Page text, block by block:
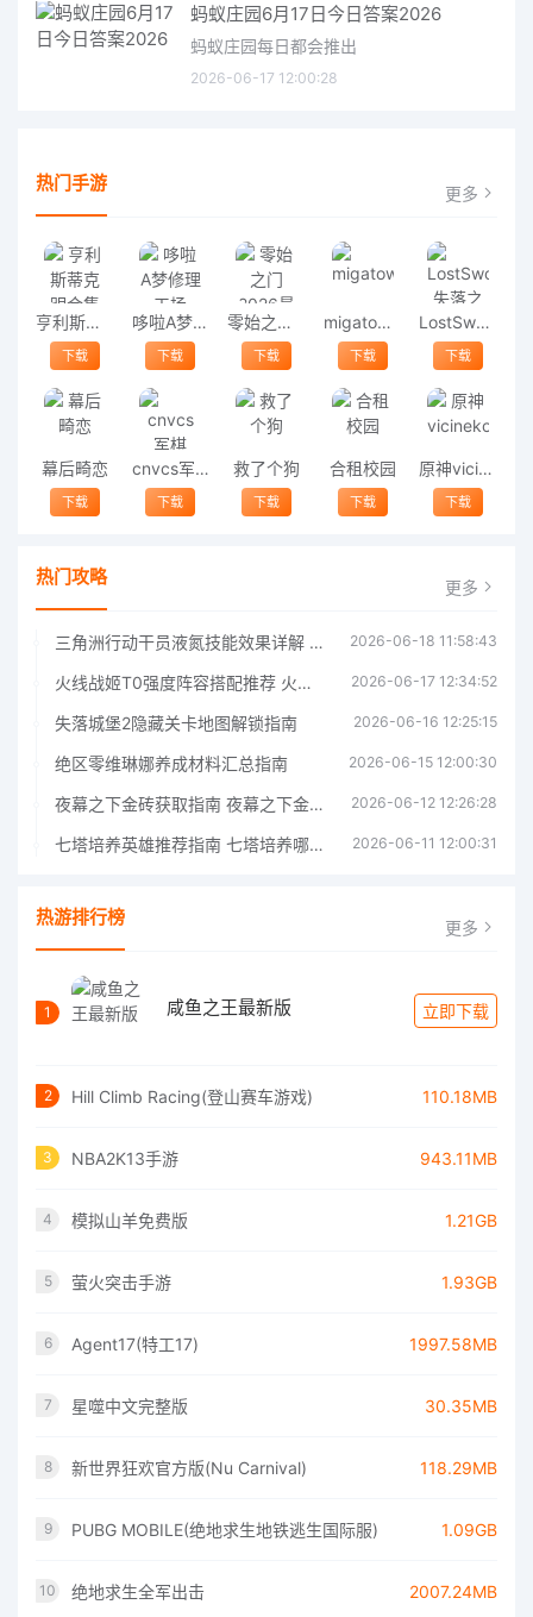
蚂蚁庄园6月17日今日答案2026
蚂蚁庄园每日都会推出
2026-06-17 12:00:28
热门手游 更多
亨利斯蒂克明合集
下载
哆啦A梦修理工场
下载
零始之门2026最新版
下载
migatowemyworld1.68
下载
LostSword失落之剑
下载
幕后畸恋
下载
cnvcs军棋
下载
救了个狗
下载
合租校园
下载
原神vicineko
下载
热门攻略 更多
三角洲行动干员液氮技能效果详解 三角洲行动干员液氮技能介绍 2026-06-18 11:58:43
火线战姬T0强度阵容搭配推荐 火线战姬T0强度阵容哪个好 2026-06-17 12:34:52
失落城堡2隐藏关卡地图解锁指南 2026-06-16 12:25:15
绝区零维琳娜养成材料汇总指南 2026-06-15 12:00:30
夜幕之下金砖获取指南 夜幕之下金砖获取方法 2026-06-12 12:26:28
七塔培养英雄推荐指南 七塔培养哪个英雄好 2026-06-11 12:00:31
热游排行榜 更多
1 咸鱼之王最新版 立即下载
2 Hill Climb Racing(登山赛车游戏) 110.18MB
3 NBA2K13手游 943.11MB
4 模拟山羊免费版 1.21GB
5 萤火突击手游 1.93GB
6 Agent17(特工17) 1997.58MB
7 星噬中文完整版 30.35MB
8 新世界狂欢官方版(Nu Carnival) 118.29MB
9 PUBG MOBILE(绝地求生地铁逃生国际服) 1.09GB
10 绝地求生全军出击 2007.24MB